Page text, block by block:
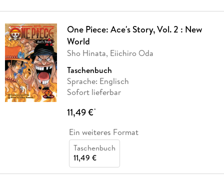
One Piece: Ace's Story, Vol. 2 : New
World
Sho Hinata, Eiichiro Oda
Taschenbuch
Sprache: Englisch
Sofort lieferbar
11,49 €*
Ein weiteres Format
Taschenbuch
11,49 €